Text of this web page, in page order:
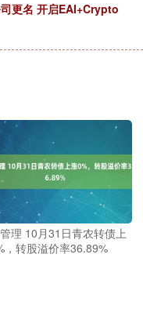
更名 开启EAI+Crypto
理 10月31日青农转债上
，转股溢价率36.89%